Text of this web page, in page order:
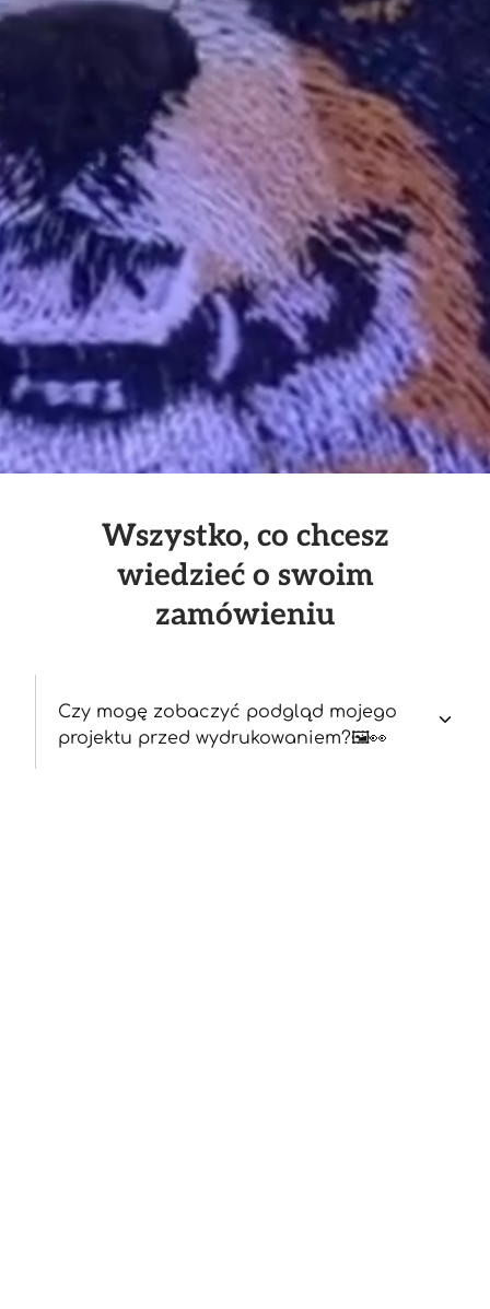
Wszystko, co chcesz
wiedzieć o swoim
zamówieniu
Czy mogę zobaczyć podgląd mojego
projektu przed wydrukowaniem?🖼️👀